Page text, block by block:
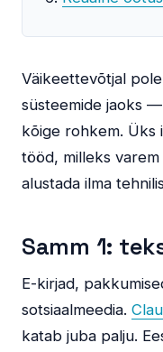
Väikeettevõtjal
süsteemide jaoks
kõige rohkem. Üks
tööd, milleks
alustada ilma
Samm 1:
E-kirjad,
sotsiaalmeedia.
katab juba palju.